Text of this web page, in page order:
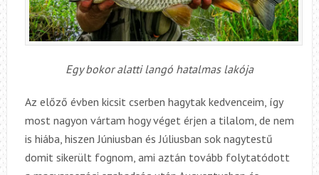
Egy bokor alatti langó hatalmas lakója
Az előző évben kicsit cserben hagytak kedvenceim, így
most nagyon vártam hogy véget érjen a tilalom, de nem
is hiába, hiszen Júniusban és Júliusban sok nagytestű
domit sikerült fognom, ami aztán tovább folytatódott